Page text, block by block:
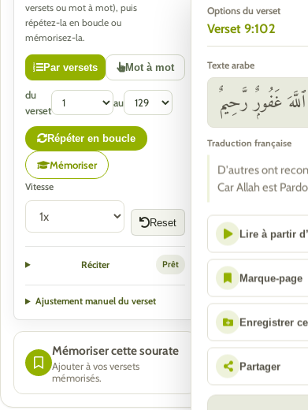
versets ou mot à mot), puis
répétez-la en boucle ou
mémorisez-la.
Par versets Mot à mot
du
verset
au
Répéter en boucle
Mémoriser
Vitesse
Reset
Réciter Prêt
Ajustement manuel du verset
Mémoriser cette sourate
Ajouter à vos versets
mémorisés.
Options du verset
Verset 9:102
Texte arabe
غَفُورٌۭ رَّحِيمٌ
Traduction française
D'autres ont
Car Allah est
Lire à partir
Marque-page
Enregistrer
Partager